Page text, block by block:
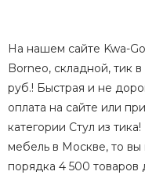
На нашем сайте Kwa-
Borneo, складной, тик
руб.! Быстрая и не
оплата на сайте или
категории Стул из
мебель в Москве, то вы
порядка 4 500 товаров